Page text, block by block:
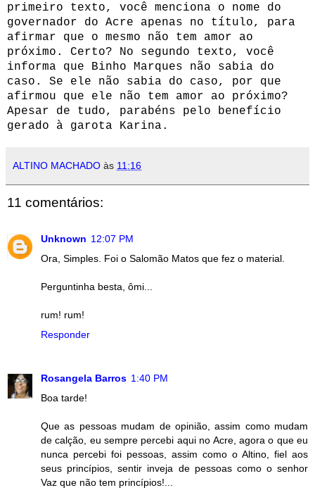
primeiro texto, você menciona o nome do
governador do Acre apenas no título, para
afirmar que o mesmo não tem amor ao
próximo. Certo? No segundo texto, você
informa que Binho Marques não sabia do
caso. Se ele não sabia do caso, por que
afirmou que ele não tem amor ao próximo?
Apesar de tudo, parabéns pelo benefício
gerado à garota Karina.
ALTINO MACHADO às 11:16
11 comentários:
Unknown 12:07 PM
Ora, Simples. Foi o Salomão Matos que fez o material.
Perguntinha besta, ômi...
rum! rum!
Responder
Rosangela Barros 1:40 PM
Boa tarde!
Que as pessoas mudam de opinião, assim como mudam
de calção, eu sempre percebi aqui no Acre, agora o que eu
nunca percebi foi pessoas, assim como o Altino, fiel aos
seus princípios, sentir inveja de pessoas como o senhor
Vaz que não tem princípios!...